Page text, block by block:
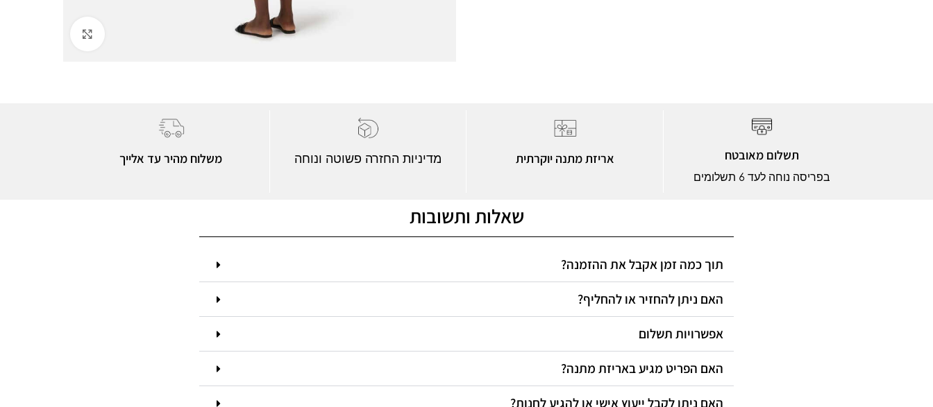
משלוח מהיר עד אלייך מדיניות החזרה פשוטה ונוחה אריזת מתנה יוקרתית תשלום מאובטח
בפריסה נוחה לעד 6 תשלומים
שאלות ותשובות
תוך כמה זמן אקבל את ההזמנה?
האם ניתן להחזיר או להחליף?
אפשרויות תשלום
האם הפריט מגיע באריזת מתנה?
האם ניתן לקבל ייעוץ אישי או להגיע לחנות?